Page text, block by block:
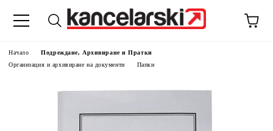
Начало
Подреждане, Архивиране и Пратки
Организация и архивиране на документи
Папки